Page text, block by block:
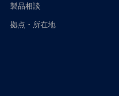
製品相談
拠点・所在地